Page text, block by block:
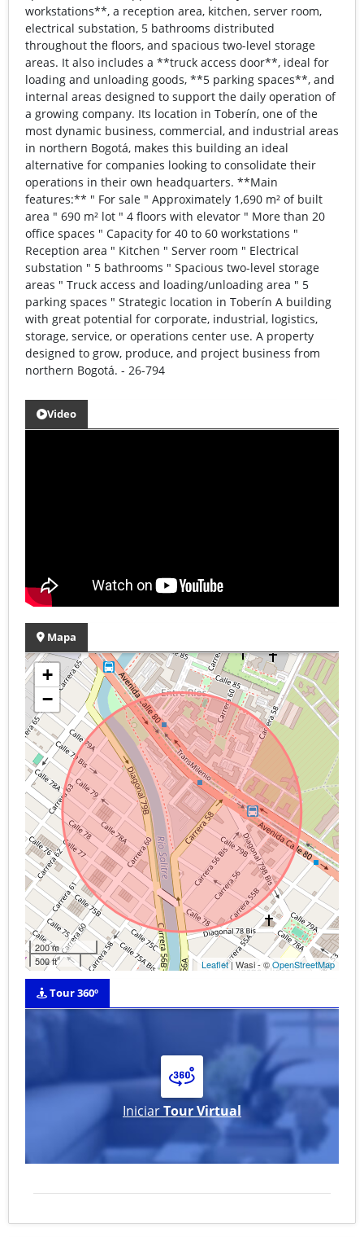
workstations**, a reception area, kitchen, server room,
electrical substation, 5 bathrooms distributed
throughout the floors, and spacious two-level storage
areas. It also includes a **truck access door**, ideal for
loading and unloading goods, **5 parking spaces**, and
internal areas designed to support the daily operation of
a growing company. Its location in Toberín, one of the
most dynamic business, commercial, and industrial areas
in northern Bogotá, makes this building an ideal
alternative for companies looking to consolidate their
operations in their own headquarters. **Main
features:** " For sale " Approximately 1,690 m² of built
area " 690 m² lot " 4 floors with elevator " More than 20
office spaces " Capacity for 40 to 60 workstations "
Reception area " Kitchen " Server room " Electrical
substation " 5 bathrooms " Spacious two-level storage
areas " Truck access and loading/unloading area " 5
parking spaces " Strategic location in Toberín A building
with great potential for corporate, industrial, logistics,
storage, service, or operations center use. A property
designed to grow, produce, and project business from
northern Bogotá. - 26-794
Video
Mapa
+
−
200 m
500 ft
Leaflet| Wasi - ©OpenStreetMap
Tour 360º
IniciarTour Virtual